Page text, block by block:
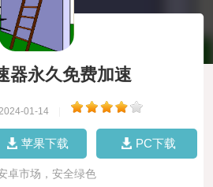
器永久免费加速
01-14
苹果下载 PC下载
卓市场，安全绿色